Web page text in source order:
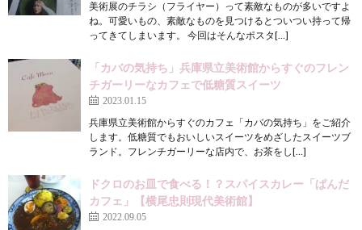
美術展のチラシ（フライヤー）って素敵なものが多いですよ
ね。可愛いもの、素敵なものを見つけるとついつい持って帰
ってきてしまいます。 今回はそんなポスタ[…]
「カバの気持ち」兵庫県立美術館からすぐのフレン
チガーリーなカフェで低糖質スイーツ
2023.01.15
兵庫県立美術館からすぐのカフェ「カバの気持ち」をご紹介
します。低糖質でもおいしいスイーツをめざしたスイーツブ
ランド。フレンチガーリーな店内で、お茶をし[…]
ドクロのお皿で食べる！？スパイスカレー「ぱんだ
カフェ」【横尾忠則現代美術館】
2022.09.05